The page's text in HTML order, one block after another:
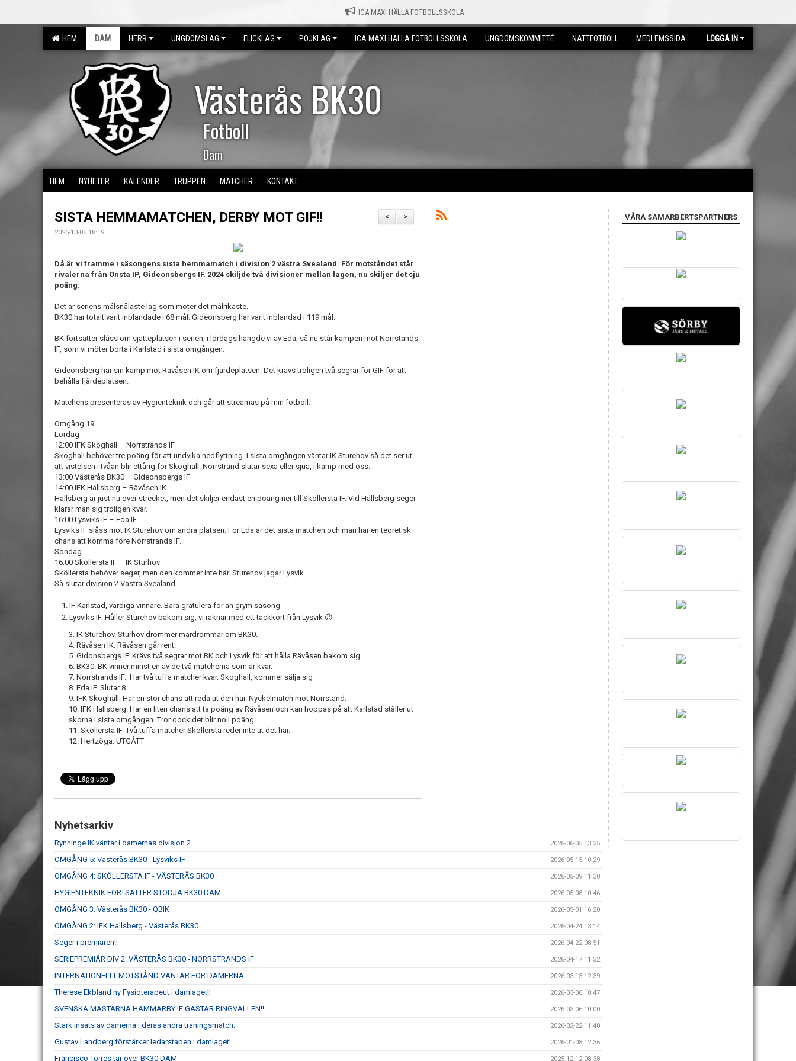
ICA MAXI HÄLLA FOTBOLLSSKOLA
HEM DAM HERR UNGDOMSLAG FLICKLAG POJKLAG ICA MAXI HÄLLA FOTBOLLSSKOLA UNGDOMSKOMMITTÉ NATTFOTBOLL MEDLEMSSIDA LOGGA IN
Västerås BK30
Fotboll
Dam
HEM NYHETER KALENDER TRUPPEN MATCHER KONTAKT
>
<
SISTA HEMMAMATCHEN, DERBY MOT GIF!!
2025-10-03 18:19
Då är vi framme i säsongens sista hemmamatch i division 2 västra Svealand. För motståndet står
rivalerna från Önsta IP, Gideonsbergs IF. 2024 skiljde två divisioner mellan lagen, nu skiljer det sju
poäng.
Det är seriens målsnålaste lag som möter det målrikaste.
BK30 har totalt varit inblandade i 68 mål. Gideonsberg har varit inblandad i 119 mål.
BK fortsätter slåss om sjätteplatsen i serien, i lördags hängde vi av Eda, så nu står kampen mot Norrstands
IF, som vi möter borta i Karlstad i sista omgången.
Gideonsberg har sin kamp mot Rävåsen IK om fjärdeplatsen. Det krävs troligen två segrar för GIF för att
behålla fjärdeplatsen.
Matchens presenteras av Hygienteknik och går att streamas på min fotboll.
Omgång 19
Lördag
12:00 IFK Skoghall – Norrstrands IF
Skoghall behöver tre poäng för att undvika nedflyttning. I sista omgången väntar IK Sturehov så det ser ut
att vistelsen i tvåan blir ettårig för Skoghall. Norrstrand slutar sexa eller sjua, i kamp med oss.
13:00 Västerås BK30 – Gideonsbergs IF
14:00 IFK Hallsberg – Rävåsen IK
Hallsberg är just nu över strecket, men det skiljer endast en poäng ner till Sköllersta IF. Vid Hallsberg seger
klarar man sig troligen kvar.
16:00 Lysviks IF – Eda IF
Lysviks IF slåss mot IK Sturehov om andra platsen. För Eda är det sista matchen och man har en teoretisk
chans att komma före Norrstrands IF.
Söndag
16:00 Sköllersta IF – IK Sturhov
Sköllersta behöver seger, men den kommer inte här. Sturehov jagar Lysvik.
Så slutar division 2 Västra Svealand
IF Karlstad, värdiga vinnare. Bara gratulera för an grym säsong
Lysviks IF. Håller Sturehov bakom sig, vi räknar med ett tackkort från Lysvik 😉
3. IK Sturehov. Sturhov drömmer mardrömmar om BK30.
4. Rävåsen IK. Rävåsen går rent.
5. Gidonsbergs IF. Krävs två segrar mot BK och Lysvik för att hålla Rävåsen bakom sig.
6. BK30. BK vinner minst en av de två matcherna som är kvar.
7. Norrstrands IF. Har två tuffa matcher kvar. Skoghall, kommer sälja sig
8. Eda IF. Slutar 8
9. IFK Skoghall. Har en stor chans att reda ut den här. Nyckelmatch mot Norrstand.
10. IFK Hallsberg. Har en liten chans att ta poäng av Rävåsen och kan hoppas på att Karlstad ställer ut
skorna i sista omgången. Tror dock det blir noll poäng
11. Sköllersta IF. Två tuffa matcher Sköllersta reder inte ut det här.
12. Hertzöga. UTGÅTT
Nyhetsarkiv
Rynninge IK väntar i damernas division 2. 2026-06-05 13:25
OMGÅNG 5: Västerås BK30 - Lysviks IF 2026-05-15 10:29
OMGÅNG 4: SKÖLLERSTA IF - VÄSTERÅS BK30 2026-05-09 11:30
HYGIENTEKNIK FORTSÄTTER STÖDJA BK30 DAM 2026-05-08 10:46
OMGÅNG 3: Västerås BK30 - QBIK 2026-05-01 16:20
OMGÅNG 2: IFK Hallsberg - Västerås BK30 2026-04-24 13:14
Seger i premiären!! 2026-04-22 08:51
SERIEPREMIÄR DIV 2: VÄSTERÅS BK30 - NORRSTRANDS IF 2026-04-17 11:32
INTERNATIONELLT MOTSTÅND VÄNTAR FÖR DAMERNA 2026-03-13 12:39
Therese Ekbland ny Fysioterapeut i damlaget!! 2026-03-06 18:47
SVENSKA MÄSTARNA HAMMARBY IF GÄSTAR RINGVALLEN!! 2026-03-06 10:00
Stark insats av damerna i deras andra träningsmatch. 2026-02-22 11:40
Gustav Landberg förstärker ledarstaben i damlaget! 2026-01-08 12:36
Francisco Torres tar över BK30 DAM 2025-12-12 08:38
VÅRA SAMARBERTSPARTNERS